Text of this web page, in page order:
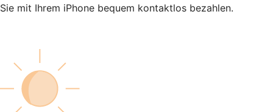
Sie mit Ihrem iPhone bequem kontaktlos bezahlen.